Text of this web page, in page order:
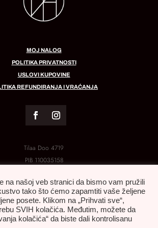
MOJ NALOG
POLITIKA PRIVATNOSTI
USLOVI KUPOVINE
REFUNDIRANJA I VRAĆANJA
Tilaa Doo 4719
PIB 110035158
na našoj veb stranici da bismo vam pružili
tako što ćemo zapamtiti vaše željene
posete. Klikom na „Prihvati sve“,
SVIH kolačića. Međutim, možete da
kolačića“ da biste dali kontrolisanu